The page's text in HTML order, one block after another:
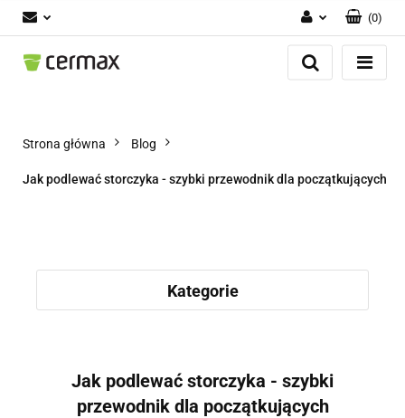
Zaloguj się
(0)
Strona główna Blog
Jak podlewać storczyka - szybki przewodnik dla początkujących
Kategorie
Jak podlewać storczyka - szybki
przewodnik dla początkujących